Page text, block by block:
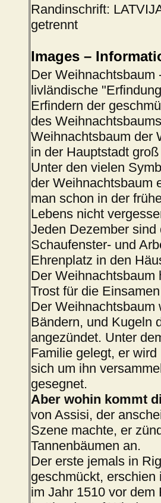
Randinschrift:
getrennt
Images –
Der Weihnachtsbaum
livländische
Erfindern der
des
Weihnachtsbaum der
in der Hauptstadt
Unter den vielen
der Weihnachtsbaum
man schon in der
Lebens nicht
Jeden Dezember
Schaufenster- und
Ehrenplatz in den
Der Weihnachtsbaum
Trost für die
Der Weihnachtsbaum
Bändern, und Kugeln
angezündet. Unter
Familie gelegt, er
sich um ihn
gesegnet.
Aber wohin kommt
von Assisi, der
Szene machte, er
Tannenbäumen an.
Der erste jemals in
geschmückt,
im Jahr 1510 vor